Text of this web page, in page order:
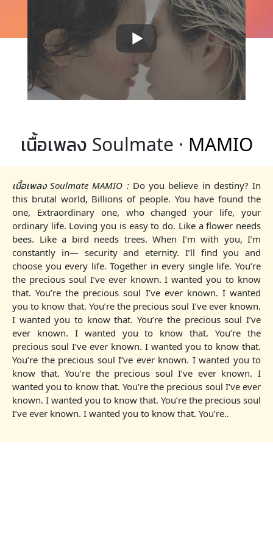
เนื้อเพลง Soulmate · MAMIO
เนื้อเพลง Soulmate MAMIO : Do you believe in destiny? In
this brutal world, Billions of people. You have found the
one, Extraordinary one, who changed your life, your
ordinary life. Loving you is easy to do. Like a flower needs
bees. Like a bird needs trees. When I’m with you, I’m
constantly in— security and eternity. I’ll find you and
choose you every life. Together in every single life. You’re
the precious soul I’ve ever known. I wanted you to know
that. You’re the precious soul I’ve ever known. I wanted
you to know that. You’re the precious soul I’ve ever known.
I wanted you to know that. You’re the precious soul I’ve
ever known. I wanted you to know that. You’re the
precious soul I’ve ever known. I wanted you to know that.
You’re the precious soul I’ve ever known. I wanted you to
know that. You’re the precious soul I’ve ever known. I
wanted you to know that. You’re the precious soul I’ve ever
known. I wanted you to know that. You’re the precious soul
I’ve ever known. I wanted you to know that. You’re..